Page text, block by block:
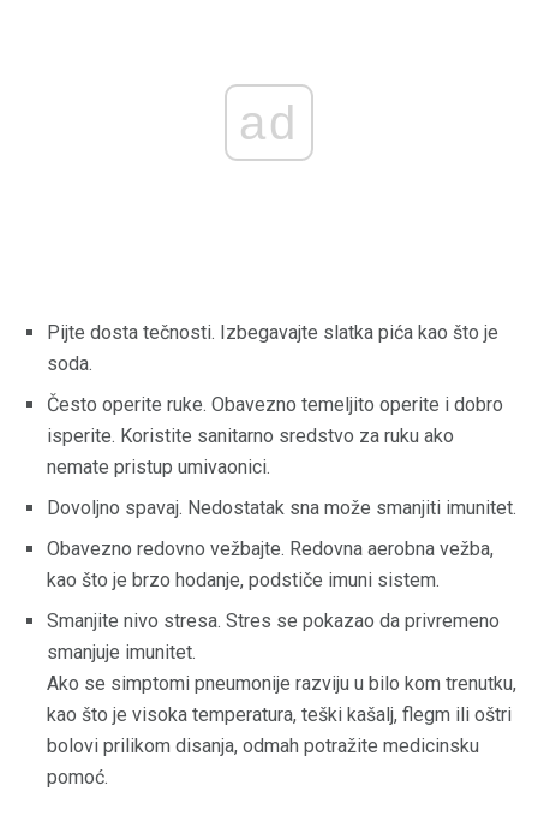
ad
Pijte dosta tečnosti. Izbegavajte slatka pića kao što je
soda.
Često operite ruke. Obavezno temeljito operite i dobro
isperite. Koristite sanitarno sredstvo za ruku ako
nemate pristup umivaonici.
Dovoljno spavaj. Nedostatak sna može smanjiti imunitet.
Obavezno redovno vežbajte. Redovna aerobna vežba,
kao što je brzo hodanje, podstiče imuni sistem.
Smanjite nivo stresa. Stres se pokazao da privremeno
smanjuje imunitet.
Ako se simptomi pneumonije razviju u bilo kom trenutku,
kao što je visoka temperatura, teški kašalj, flegm ili oštri
bolovi prilikom disanja, odmah potražite medicinsku
pomoć.